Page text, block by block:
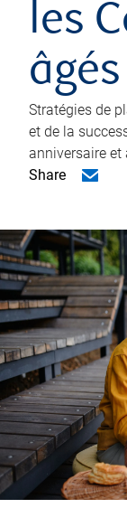
les
âgés
Stratégies de
et de la
anniversaire et
Share